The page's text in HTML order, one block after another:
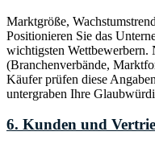
Marktgröße,
Positionieren Sie das
wichtigsten Wettbewerbern.
(Branchenverbände,
Käufer prüfen diese
untergraben Ihre
6. Kunden und